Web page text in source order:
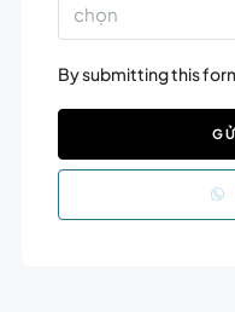
chọn
By submitting this